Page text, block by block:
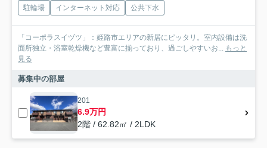
駐輪場 インターネット対応 公共下水
「コーポラスイヅツ」：姫路市エリアの新居にピッタリ。室内設備は洗
面所独立・浴室乾燥機など豊富に揃っており、過ごしやすいお... もっと
見る
募集中の部屋
201
6.9万円
2階 / 62.82㎡ / 2LDK